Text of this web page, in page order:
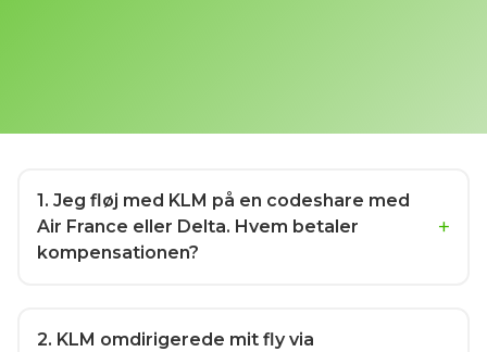
1. Jeg fløj med KLM på en codeshare med
Air France eller Delta. Hvem betaler
kompensationen?
2. KLM omdirigerede mit fly via